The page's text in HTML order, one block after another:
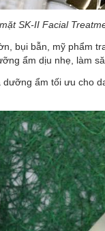
SK-II Facial
bụi bẫn, mỹ
ẩm dịu nhẹ, làm
ẩm tối ưu